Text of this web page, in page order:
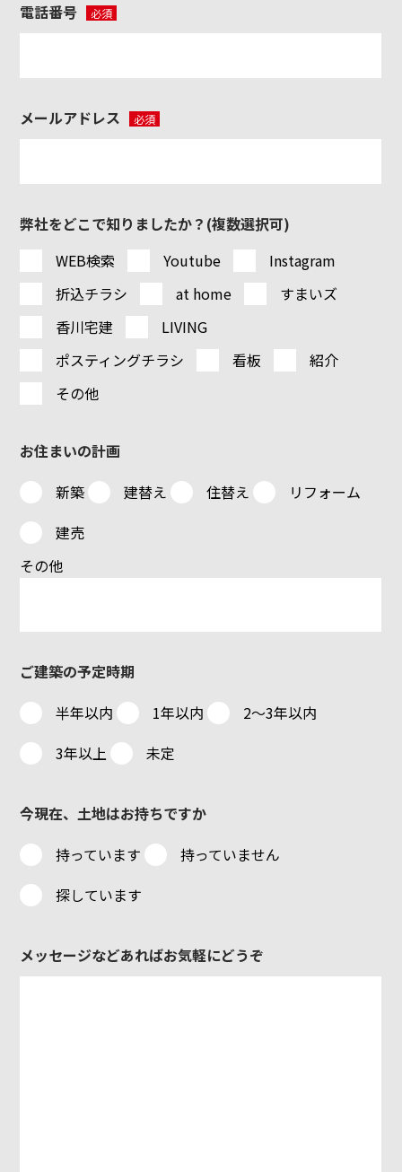
電話番号 必須
メールアドレス 必須
弊社をどこで知りましたか？(複数選択可)
WEB検索
Youtube
Instagram
折込チラシ
at home
すまいズ
香川宅建
LIVING
ポスティングチラシ
看板
紹介
その他
お住まいの計画
新築
建替え 住替え
リフォーム
建売
その他
ご建築の予定時期
半年以内
1年以内
2～3年以内
3年以上
未定
今現在、土地はお持ちですか
持っています
持っていません
探しています
メッセージなどあればお気軽にどうぞ